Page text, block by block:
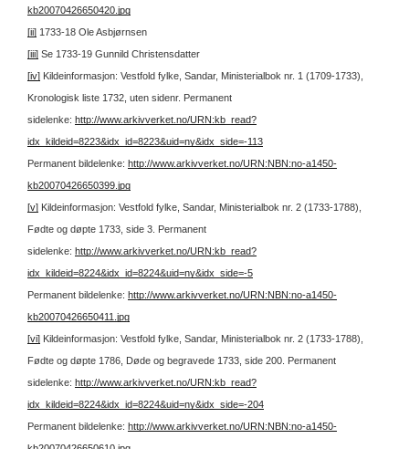
kb20070426650420.jpg
[ii] 1733-18 Ole Asbjørnsen
[iii] Se 1733-19 Gunnild Christensdatter
[iv] Kildeinformasjon: Vestfold fylke, Sandar, Ministerialbok nr. 1 (1709-1733),
Kronologisk liste 1732, uten sidenr. Permanent
sidelenke: http://www.arkivverket.no/URN:kb_read?
idx_kildeid=8223&idx_id=8223&uid=ny&idx_side=-113
Permanent bildelenke: http://www.arkivverket.no/URN:NBN:no-a1450-
kb20070426650399.jpg
[v] Kildeinformasjon: Vestfold fylke, Sandar, Ministerialbok nr. 2 (1733-1788),
Fødte og døpte 1733, side 3. Permanent
sidelenke: http://www.arkivverket.no/URN:kb_read?
idx_kildeid=8224&idx_id=8224&uid=ny&idx_side=-5
Permanent bildelenke: http://www.arkivverket.no/URN:NBN:no-a1450-
kb20070426650411.jpg
[vi] Kildeinformasjon: Vestfold fylke, Sandar, Ministerialbok nr. 2 (1733-1788),
Fødte og døpte 1786, Døde og begravede 1733, side 200. Permanent
sidelenke: http://www.arkivverket.no/URN:kb_read?
idx_kildeid=8224&idx_id=8224&uid=ny&idx_side=-204
Permanent bildelenke: http://www.arkivverket.no/URN:NBN:no-a1450-